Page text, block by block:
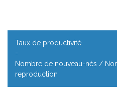
Taux de productivité
=
Nombre de nouveau-nés /
reproduction